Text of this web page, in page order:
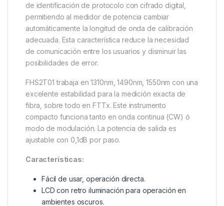
de identificación de protocolo con cifrado digital,
permitiendo al medidor de potencia cambiar
automáticamente la longitud de onda de calibración
adecuada. Esta característica reduce la necesidad
de comunicación entre los usuarios y disminuir las
posibilidades de error.
FHS2T01 trabaja en 1310nm, 1490nm, 1550nm con una
excelente estabilidad para la medición exacta de
fibra, sobre todo en FTTx. Este instrumento
compacto funciona tanto en onda continua (CW) ó
modo de modulación. La potencia de salida es
ajustable con 0,1dB por paso.
Características:
Fácil de usar, operación directa.
LCD con retro iluminación para operación en
ambientes oscuros.